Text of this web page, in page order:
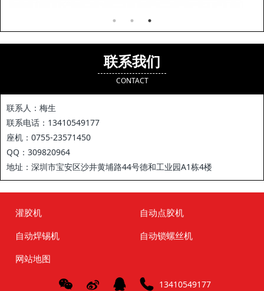
联系我们
CONTACT
联系人：梅生
联系电话：13410549177
座机：0755-23571450
QQ：309820964
地址：深圳市宝安区沙井黄埔路44号德和工业园A1栋4楼
灌胶机
自动点胶机
自动焊锡机
自动锁螺丝机
网站地图
13410549177